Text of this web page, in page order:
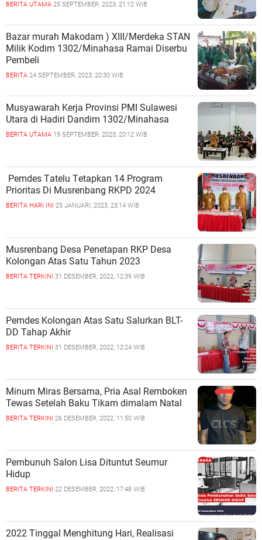
BERITA UTAMA 25 SEPTEMBER, 2023, 21:12 WIB
Bazar murah Makodam ) XIII/Merdeka STAN
Milik Kodim 1302/Minahasa Ramai Diserbu
Pembeli
BERITA 24 SEPTEMBER, 2023, 20:30 WIB
Musyawarah Kerja Provinsi PMI Sulawesi
Utara di Hadiri Dandim 1302/Minahasa
BERITA UTAMA 19 SEPTEMBER, 2023, 20:12 WIB
Pеmdеѕ Tаtеlu Tеtарkаn 14 Prоgrаm
Prіоrіtаѕ Di Muѕrеnbаng RKPD 2024
BERITA HARI INI 25 JANUARI, 2023, 23:14 WIB
Musrenbang Desa Penetapan RKP Desa
Kolongan Atas Satu Tahun 2023
BERITA TERKINI 31 DESEMBER, 2022, 12:39 WIB
Pemdes Kolongan Atas Satu Salurkan BLT-
DD Tahap Akhir
BERITA TERKINI 31 DESEMBER, 2022, 12:24 WIB
Minum Miras Bersama, Pria Asal Remboken
Tewas Setelah Baku Tikam dimalam Natal
BERITA TERKINI 26 DESEMBER, 2022, 11:50 WIB
Pembunuh Salon Lisa Dituntut Seumur
Hidup
BERITA TERKINI 22 DESEMBER, 2022, 17:48 WIB
2022 Tinggal Menghitung Hari, Realisasi